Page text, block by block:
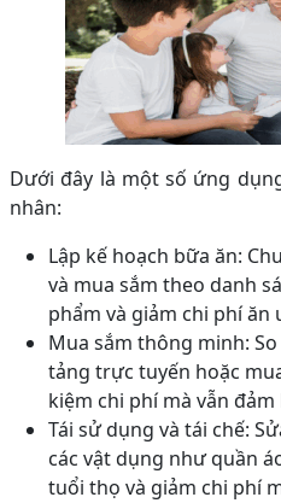
Dưới đây là một số ứng
nhân:
Lập kế hoạch bữa ăn:
và mua sắm theo danh
phẩm và giảm chi phí ăn
Mua sắm thông minh:
tảng trực tuyến hoặc
kiệm chi phí mà vẫn
Tái sử dụng và tái chế:
các vật dụng như quần
tuổi thọ và giảm chi phí